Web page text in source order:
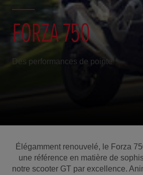
FORZA 750
Des performances de pointe
Élégamment renouvelé, le Forza
une référence en matière de
notre scooter GT par excellence.